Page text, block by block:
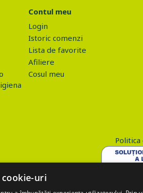
Contul meu
Login
Istoric comenzi
Lista de favorite
Afiliere
Cosul meu
uri